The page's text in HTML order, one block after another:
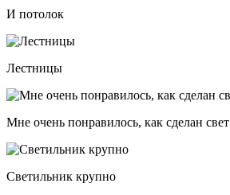
И потолок
Лестницы
Мне очень понравилось, как сделан свет
Светильник крупно